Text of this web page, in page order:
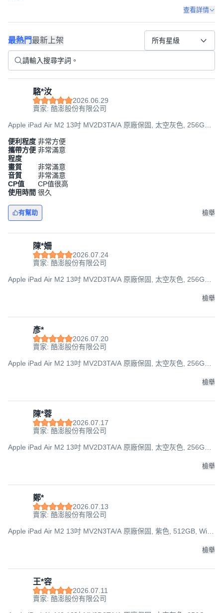
查看詳情
最熱門最新上架 所有星級
駱*汝
2026.06.29
賣家: 酷澎股份有限公司
Apple iPad Air M2 13吋 MV2D3TA/A 原廠保固, 太空灰色, 256GB,
便利程度 非常方便
攜帶方便
程度
非常滿意
畫質
非常滿意
音質
非常滿意
CP值
CP值很高
使用時間 很久
有幫助 檢舉
陳*姍
2026.07.24
賣家: 酷澎股份有限公司
Apple iPad Air M2 13吋 MV2D3TA/A 原廠保固, 太空灰色, 256GB,
檢舉
彥*
2026.07.20
賣家: 酷澎股份有限公司
Apple iPad Air M2 13吋 MV2D3TA/A 原廠保固, 太空灰色, 256GB,
檢舉
陳*蓉
2026.07.17
賣家: 酷澎股份有限公司
Apple iPad Air M2 13吋 MV2D3TA/A 原廠保固, 太空灰色, 256GB,
檢舉
鄭*
2026.07.13
賣家: 酷澎股份有限公司
Apple iPad Air M2 13吋 MV2N3TA/A 原廠保固, 紫色, 512GB, Wi-
檢舉
王*容
2026.07.11
賣家: 酷澎股份有限公司